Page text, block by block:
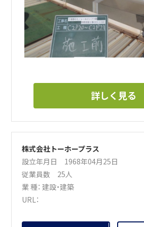
詳しく見る
株式会社トーホープラス
設立年月日 1968年04月25日
従業員数 25人
業 種：建設・建築
URL：